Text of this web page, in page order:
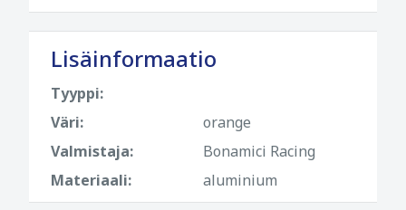
Lisäinformaatio
Tyyppi:
Väri:
orange
Valmistaja:
Bonamici Racing
Materiaali:
aluminium